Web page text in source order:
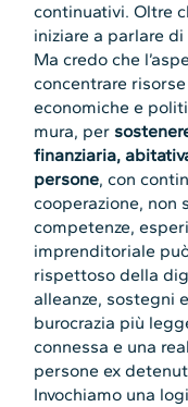
continuativi. Oltre
iniziare a parlare di
Ma credo che
concentrare
economiche e
mura, per
finanziaria,
persone, con
cooperazione, non
competenze,
imprenditoriale
rispettoso della
alleanze, sostegni
burocrazia più
connessa e una
persone ex
Invochiamo una